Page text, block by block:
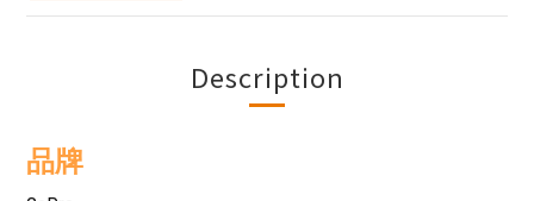
Description
品牌